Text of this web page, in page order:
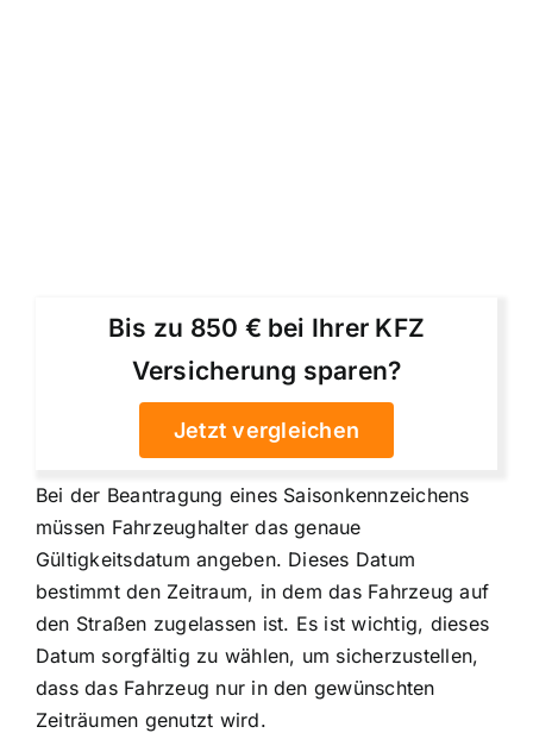
Bis zu 850 € bei Ihrer KFZ
Versicherung sparen?
Jetzt vergleichen
Bei der Beantragung eines Saisonkennzeichens
müssen Fahrzeughalter das genaue
Gültigkeitsdatum angeben. Dieses Datum
bestimmt den Zeitraum, in dem das Fahrzeug auf
den Straßen zugelassen ist. Es ist wichtig, dieses
Datum sorgfältig zu wählen, um sicherzustellen,
dass das Fahrzeug nur in den gewünschten
Zeiträumen genutzt wird.